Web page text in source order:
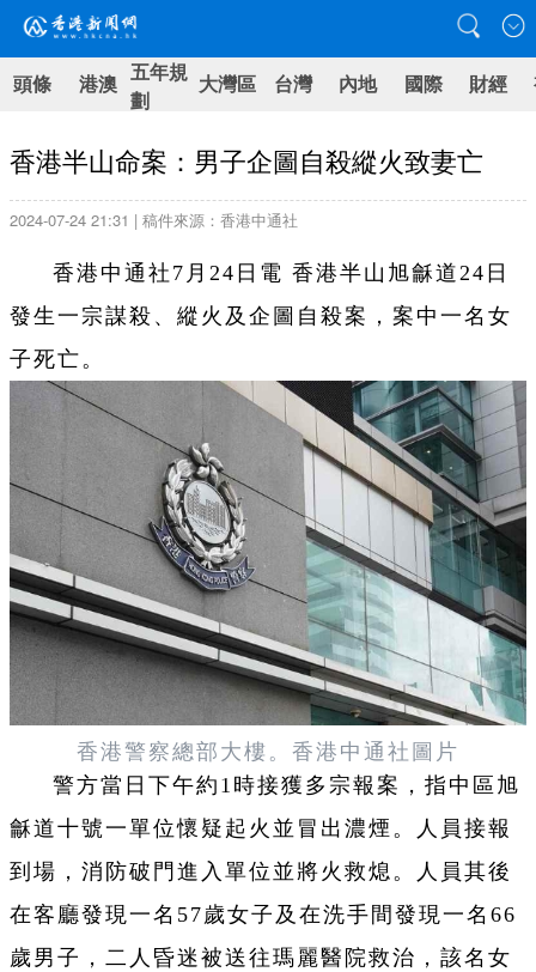
頭條 港澳 五年規
劃
大灣區 台灣 內地 國際 財經
香港半山命案：男子企圖自殺縱火致妻亡
2024-07-24 21:31 | 稿件來源：香港中通社
香港中通社7月24日電 香港半山旭龢道24日
發生一宗謀殺、縱火及企圖自殺案，案中一名女
子死亡。
香港警察總部大樓。香港中通社圖片
警方當日下午約1時接獲多宗報案，指中區旭
龢道十號一單位懷疑起火並冒出濃煙。人員接報
到場，消防破門進入單位並將火救熄。人員其後
在客廳發現一名57歲女子及在洗手間發現一名66
歲男子，二人昏迷被送往瑪麗醫院救治，該名女